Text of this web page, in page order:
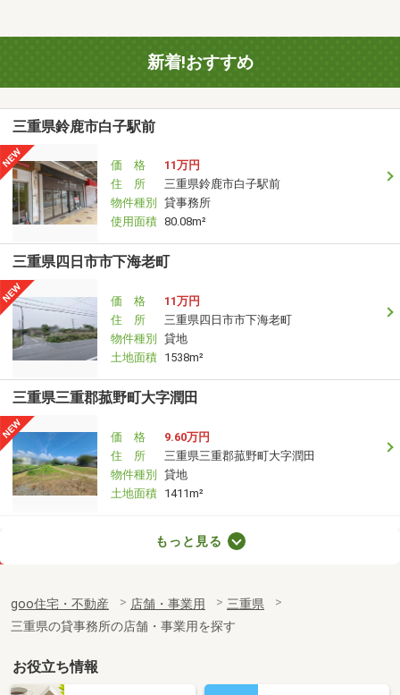
新着!おすすめ
三重県鈴鹿市白子駅前
価 格
11万円
住 所
三重県鈴鹿市白子駅前
物件種別
貸事務所
使用面積 80.08m²
三重県四日市市下海老町
価 格
11万円
住 所
三重県四日市市下海老町
物件種別
貸地
土地面積 1538m²
三重県三重郡菰野町大字潤田
価 格
9.60万円
住 所
三重県三重郡菰野町大字潤田
物件種別
貸地
土地面積 1411m²
三重県四日市市大矢知町
物件種別 貸地
土地面積
991m²
三重県津市大門
もっと見る
goo住宅・不動産 店舗・事業用
三重県
三重県の貸事務所の店舗・事業用を探す
お役立ち情報